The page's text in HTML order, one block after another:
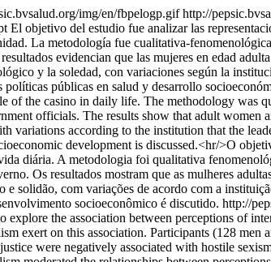
img/en/fbpelogp.gif http://
El objetivo del estudio fue analizar las
La metodología fue cualitativa-
evidencian que las mujeres en edad
y la soledad, con variaciones según la
públicas en salud y desarrollo
of the casino in daily life. The methodology was
officials. The results show that adult women
variations according to the institution that the
development is discussed.<hr/>O
diária. A metodologia foi qualitativa
Os resultados mostram que as mulheres
solidão, com variações de acordo com a
socioeconômico é discutido. http://
explore the association between perceptions of
exert on this association. Participants (128 men
were negatively associated with hostile